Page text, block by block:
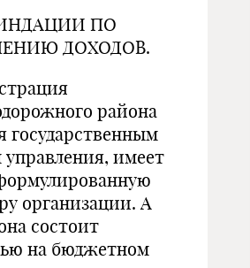
ПО
ДОХОДОВ.
района
государственным
управления, имеет
организации. А
состоит
на бюджетном